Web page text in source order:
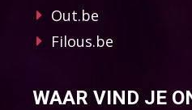
Out.be
Filous.be
WAAR VIND JE